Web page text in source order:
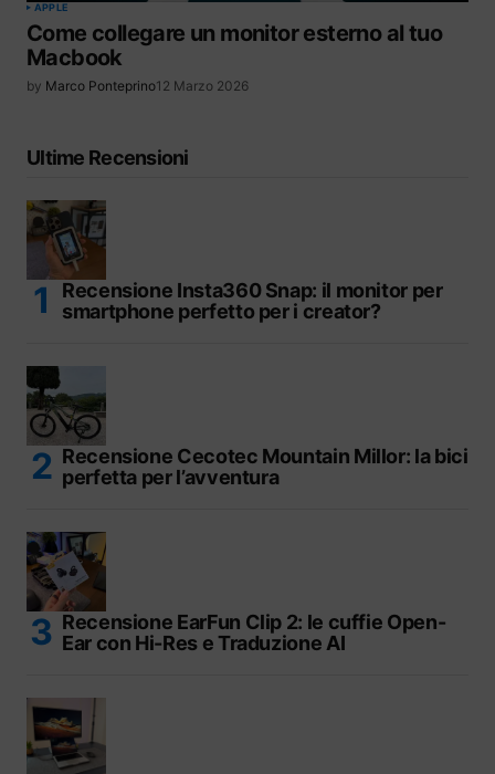
APPLE
Come collegare un monitor esterno al tuo
Macbook
by Marco Ponteprino12 Marzo 2026
Ultime Recensioni
Recensione Insta360 Snap: il monitor per
smartphone perfetto per i creator?
Recensione Cecotec Mountain Millor: la bici
perfetta per l’avventura
Recensione EarFun Clip 2: le cuffie Open-
Ear con Hi-Res e Traduzione AI